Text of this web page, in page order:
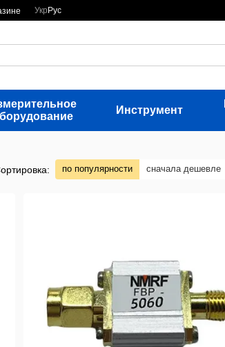
Укр Рус
Инструмент
по популярности сначала дешевле